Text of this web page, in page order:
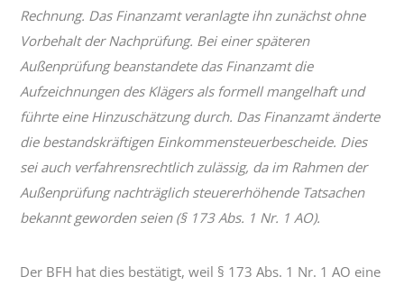
Rechnung. Das Finanzamt veranlagte ihn zunächst ohne
Vorbehalt der Nachprüfung. Bei einer späteren
Außenprüfung beanstandete das Finanzamt die
Aufzeichnungen des Klägers als formell mangelhaft und
führte eine Hinzuschätzung durch. Das Finanzamt änderte
die bestandskräftigen Einkommensteuerbescheide. Dies
sei auch verfahrensrechtlich zulässig, da im Rahmen der
Außenprüfung nachträglich steuererhöhende Tatsachen
bekannt geworden seien (§ 173 Abs. 1 Nr. 1 AO).
Der BFH hat dies bestätigt, weil § 173 Abs. 1 Nr. 1 AO eine